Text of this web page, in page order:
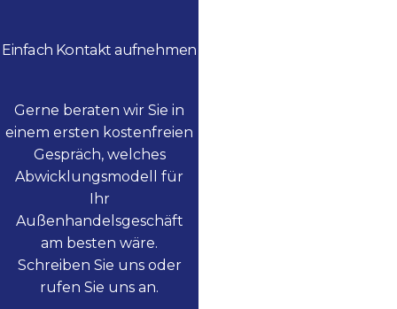
Einfach Kontakt aufnehmen
Gerne beraten wir Sie in
einem ersten kostenfreien
Gespräch, welches
Abwicklungsmodell für
Ihr
Außenhandelsgeschäft
am besten wäre.
Schreiben Sie uns oder
rufen Sie uns an.